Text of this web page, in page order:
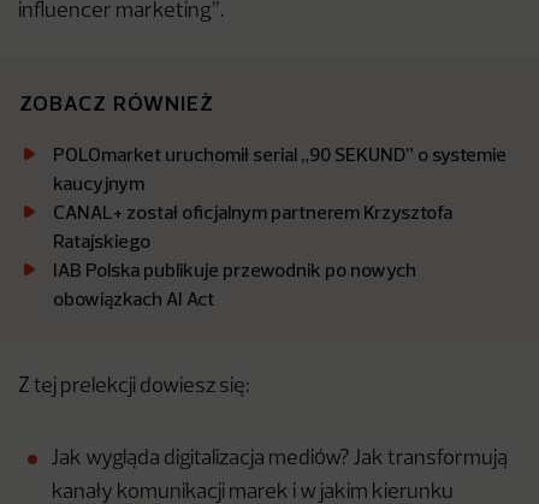
influencer marketing”.
ZOBACZ RÓWNIEŻ
POLOmarket uruchomił serial „90 SEKUND” o systemie
kaucyjnym
CANAL+ został oficjalnym partnerem Krzysztofa
Ratajskiego
IAB Polska publikuje przewodnik po nowych
obowiązkach AI Act
Z tej prelekcji dowiesz się:
Jak wygląda digitalizacja mediów? Jak transformują
kanały komunikacji marek i w jakim kierunku